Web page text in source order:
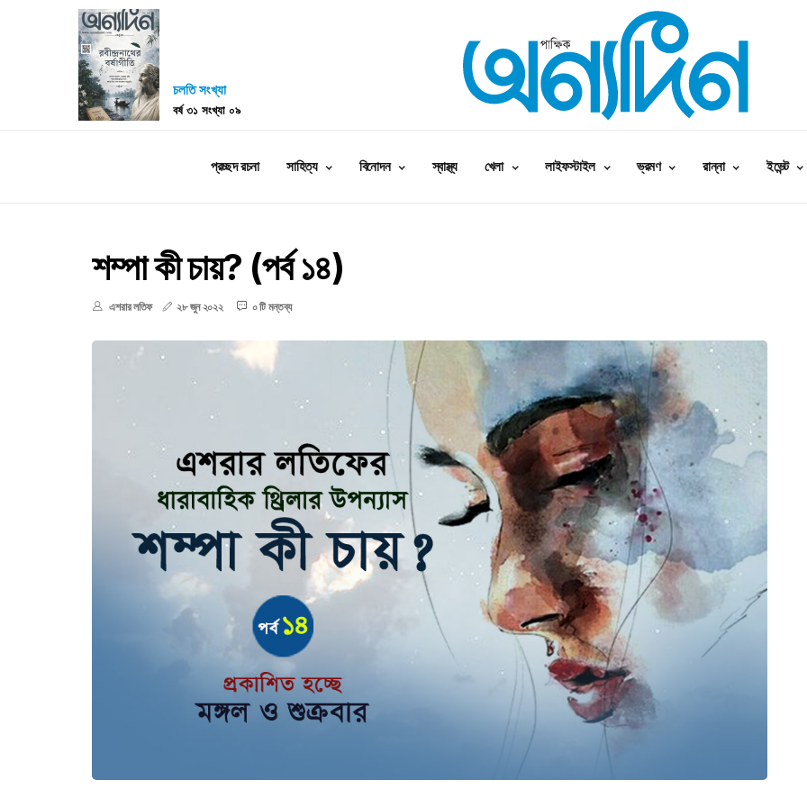
চলতি সংখ্যা
বর্ষ ৩১ সংখ্যা ০৯
প্রচ্ছদ রচনা সাহিত্য বিনোদন স্বাস্থ্য খেলা লাইফস্টাইল ভ্রমণ রান্না ইভেন্ট
শম্পা কী চায়? (পর্ব ১৪)
এশরার লতিফ ২৮ জুন ২০২২ ০ টি মন্তব্য